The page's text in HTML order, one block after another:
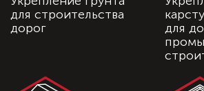
для строительства
дорог
для